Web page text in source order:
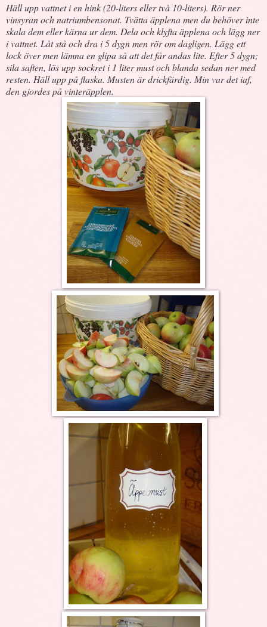
Häll upp vattnet i en hink (20-liters eller två 10-liters). Rör ner
vinsyran och natriumbensonat. Tvätta äpplena men du behöver inte
skala dem eller kärna ur dem. Dela och klyfta äpplena och lägg ner
i vattnet. Låt stå och dra i 5 dygn men rör om dagligen. Lägg ett
lock över men lämna en glipa så att det får andas lite. Efter 5 dygn;
sila saften, lös upp sockret i 1 liter must och blanda sedan ner med
resten. Häll upp på flaska. Musten är drickfärdig. Min var det iaf,
den gjordes på vinteräpplen.